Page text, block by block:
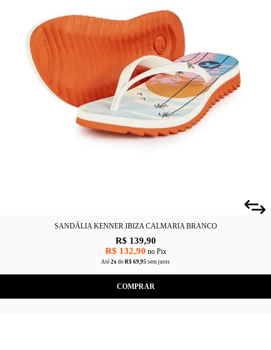
SANDÁLIA KENNER IBIZA CALMARIA BRANCO
R$ 139,90
R$ 132,90 no Pix
Até 2x de R$ 69,95 sem juros
COMPRAR